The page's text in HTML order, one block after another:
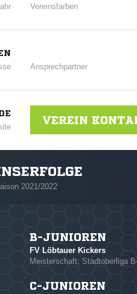
Vereinsfarben
Ansprechpartner
VEREIN
2021/2022
B-JUNIOREN
FV Löbtauer Kickers
Meisterschaft: Stadtoberliga
C-JUNIOREN